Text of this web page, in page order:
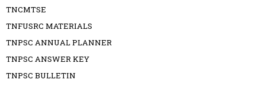
TNCMTSE
TNFUSRC MATERIALS
TNPSC ANNUAL PLANNER
TNPSC ANSWER KEY
TNPSC BULLETIN